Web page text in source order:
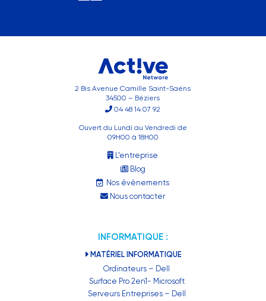
2 Bis Avenue Camille Saint-Saëns
34500 – Béziers
04 48 14 07 92
Ouvert du Lundi au Vendredi de
09H00 à 18H00
L’entreprise
Blog
Nos évènements
Nous contacter
INFORMATIQUE :
MATÉRIEL INFORMATIQUE
Ordinateurs – Dell
Surface Pro 2en1- Microsoft
Serveurs Entreprises – Dell